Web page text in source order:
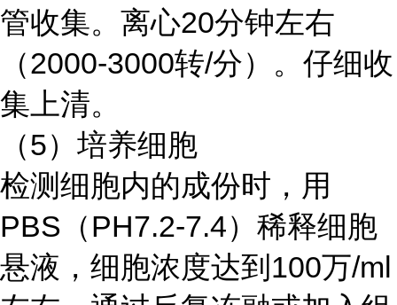
管收集。离心20分钟左右
（2000-3000转/分）。仔细收
集上清。
（5）培养细胞
检测细胞内的成份时，用
PBS（PH7.2-7.4）稀释细胞
悬液，细胞浓度达到100万/ml